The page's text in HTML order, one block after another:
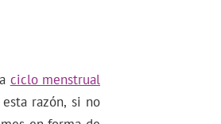
ciclo menstrual
razón, si no